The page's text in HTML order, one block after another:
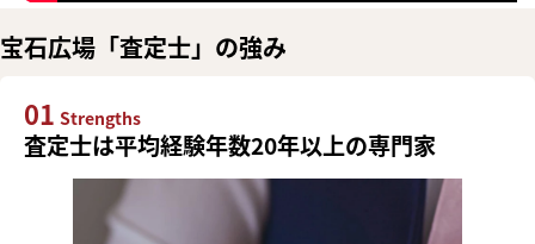
宝石広場「査定士」の強み
01 Strengths
査定士は平均経験年数20年以上の専門家